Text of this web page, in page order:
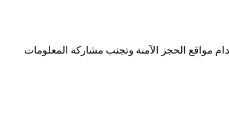
مواقع الحجز الآمنة وتجنب مشاركة المعلومات